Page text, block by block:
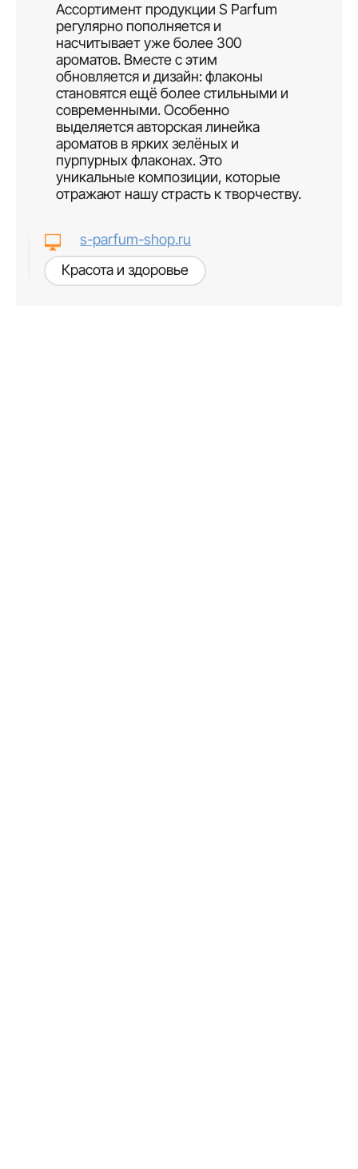
Ассортимент продукции S Parfum
регулярно пополняется и
насчитывает уже более 300
ароматов. Вместе с этим
обновляется и дизайн: флаконы
становятся ещё более стильными и
современными. Особенно
выделяется авторская линейка
ароматов в ярких зелёных и
пурпурных флаконах. Это
уникальные композиции, которые
отражают нашу страсть к творчеству.
s-parfum-shop.ru
Красота и здоровье